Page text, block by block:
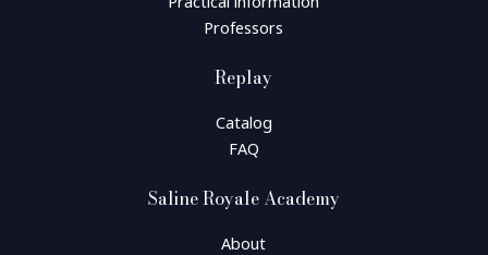
Professors
Replay
Catalog
FAQ
Saline Royale Academy
About